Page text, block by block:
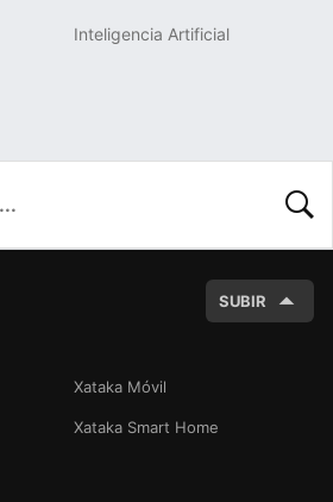
Inteligencia Artificial
SUBIR
Xataka Móvil
Xataka Smart Home